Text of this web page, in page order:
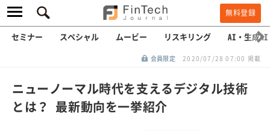
無料登録
セミナー スペシャル ムービー リスキリング AI・生成AI
会員限定 2020/07/28 07:00 掲載
ニューノーマル時代を支えるデジタル技術
とは？ 最新動向を一挙紹介